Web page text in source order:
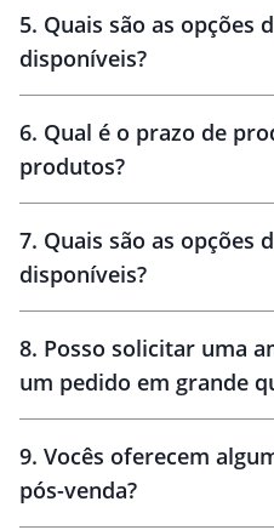
personalização
amostra virtual
5. Quais são as opções
disponíveis?
6. Qual é o prazo de
produtos?
10 dias
7. Quais são as opções
disponíveis?
8. Posso solicitar uma
um pedido em grande
9. Vocês oferecem
pós-venda?